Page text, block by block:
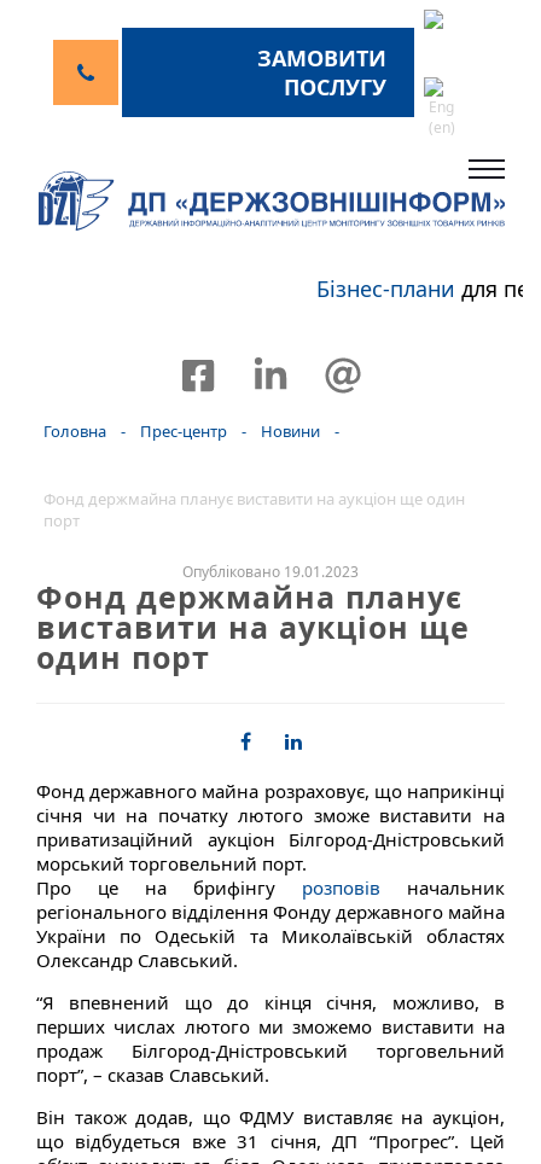
ЗАМОВИТИ
ПОСЛУГУ
Бізнес-планидля
Головна - Прес-центр - Новини -
Фонд держмайна планує виставити на аукціон ще один
порт
Опубліковано 19.01.2023
Фонд держмайна планує
виставити на аукціон ще
один порт
Фонд державного майна розраховує, що наприкінці
січня чи на початку лютого зможе виставити на
приватизаційний аукціон Білгород-Дністровський
морський торговельний порт.
Про це на брифінгу розповів начальник
регіонального відділення Фонду державного майна
України по Одеській та Миколаївській областях
Олександр Славський.
“Я впевнений що до кінця січня, можливо, в
перших числах лютого ми зможемо виставити на
продаж Білгород-Дністровський торговельний
порт”, – сказав Славський.
Він також додав, що ФДМУ виставляє на аукціон,
що відбудеться вже 31 січня, ДП “Прогрес”. Цей